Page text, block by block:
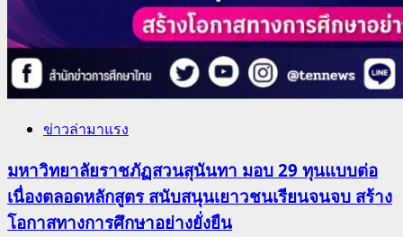
ข่าวล่ามาแรง
มหาวิทยาลัยราชภัฏสวนสุนันทา มอบ 29 ทุนแบบต่อ
เนื่องตลอดหลักสูตร สนับสนุนเยาวชนเรียนจนจบ สร้าง
โอกาสทางการศึกษาอย่างยั่งยืน